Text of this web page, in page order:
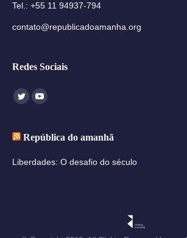
Tel.: +55 11 94937-794
contato@republicadoamanha.org
Redes Sociais
Encontre-nos em:
TwitterYouTube
República do amanhã
Liberdades: O desafio do século